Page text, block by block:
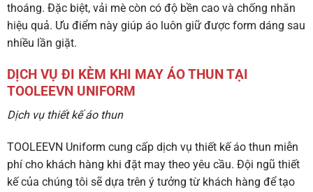
thoáng. Đặc biệt, vải mè còn có độ bền cao và chống nhăn
hiệu quả. Ưu điểm này giúp áo luôn giữ được form dáng sau
nhiều lần giặt.
DỊCH VỤ ĐI KÈM KHI MAY ÁO THUN TẠI
TOOLEEVN UNIFORM
Dịch vụ thiết kế áo thun
TOOLEEVN Uniform cung cấp dịch vụ thiết kế áo thun miễn
phí cho khách hàng khi đặt may theo yêu cầu. Đội ngũ thiết
kế của chúng tôi sẽ dựa trên ý tưởng từ khách hàng để tạo